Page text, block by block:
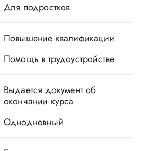
Для подростков
Повышение квалификации
Помощь в трудоустройстве
Выдается документ об
окончании курса
Однодневный